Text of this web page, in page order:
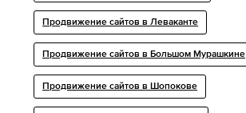
Продвижение сайтов в Леваканте
Продвижение сайтов в Большом Мурашкине
Продвижение сайтов в Шопокове